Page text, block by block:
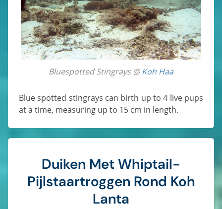
Bluespotted Stingrays @Koh Haa
Blue spotted stingrays can birth up to 4 live pups
at a time, measuring up to 15 cm in length.
Duiken Met Whiptail-
Pijlstaartroggen Rond Koh
Lanta